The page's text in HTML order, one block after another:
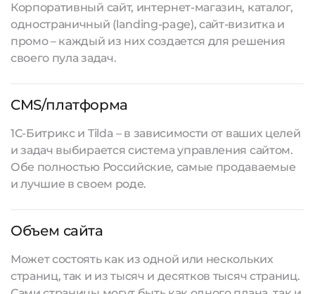
Корпоративный сайт, интернет-магазин, каталог,
одностраничный (landing-page), сайт-визитка и
промо – каждый из них создается для решения
своего пула задач.
CMS/платформа
1С-Битрикс и Tilda – в зависимости от ваших целей
и задач выбирается система управления сайтом.
Обе полностью Российские, самые продаваемые
и лучшие в своем роде.
Объем сайта
Может состоять как из одной или нескольких
страниц, так и из тысяч и десятков тысяч страниц.